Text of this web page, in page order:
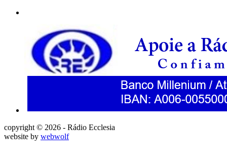
copyright © 2026 - Rádio Ecclesia
website by webwolf